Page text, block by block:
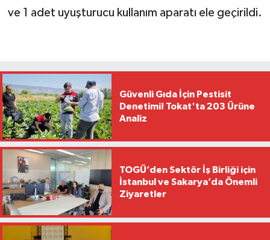
ve 1 adet uyuşturucu kullanım aparatı ele geçirildi.
Güvenli Gıda İçin Pestisit
Denetimi! Tokat'ta 203 Ürüne
Analiz
TOGÜ’den Sektör İş Birliği için
İstanbul ve Sakarya’da Önemli
Ziyaretler